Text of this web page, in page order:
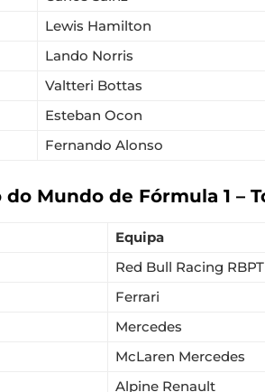
Lewis Hamilton
Lando Norris
Valtteri Bottas
Esteban Ocon
Fernando Alonso
Mundo de Fórmula 1 –
Equipa
Red Bull Racing RBPT
Ferrari
Mercedes
McLaren Mercedes
Alpine Renault